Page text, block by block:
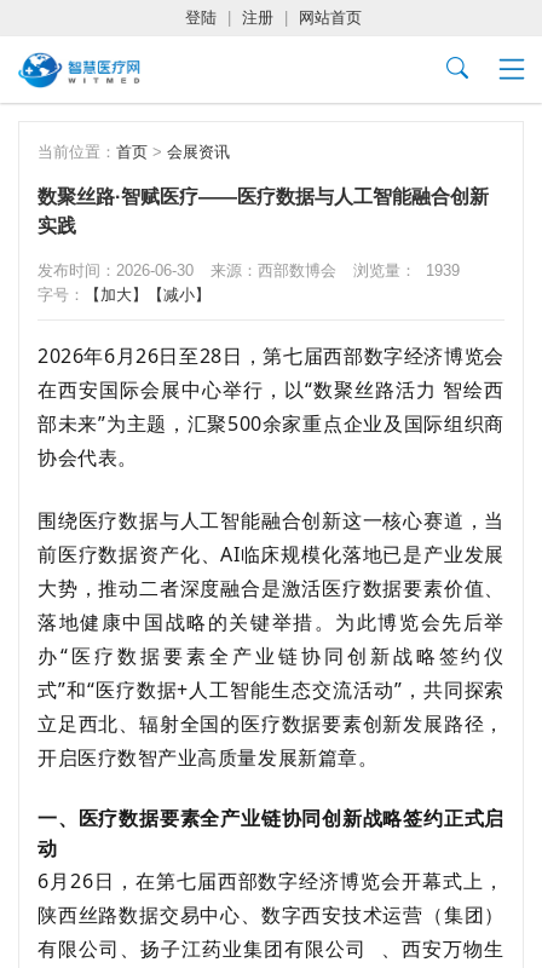
登陆 注册 网站首页
当前位置： 首页 > 会展资讯
数聚丝路·智赋医疗——医疗数据与人工智能融合创新
实践
发布时间：2026-06-30 来源：西部数博会 浏览量：
1939
字号：
【加大】 【减小】
2026年6月26日至28日，第七届西部数字经济博览会
在西安国际会展中心举行，以“数聚丝路活力 智绘西
部未来”为主题，汇聚500余家重点企业及国际组织商
协会代表。
围绕医疗数据与人工智能融合创新这一核心赛道，当
前医疗数据资产化、AI临床规模化落地已是产业发展
大势，推动二者深度融合是激活医疗数据要素价值、
落地健康中国战略的关键举措。为此博览会先后举
办“医疗数据要素全产业链协同创新战略签约仪
式”和“医疗数据+人工智能生态交流活动”，共同探索
立足西北、辐射全国的医疗数据要素创新发展路径，
开启医疗数智产业高质量发展新篇章。
一、 医疗数据要素全产业链协同创新战略签约正式启
动
6月26日，在第七届西部数字经济博览会开幕式上，
陕西丝路数据交易中心、数字西安技术运营（集团）
有限公司、 扬子江药业集团有限公司 、西安万物生